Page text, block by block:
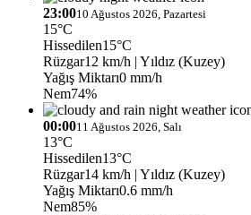
23:0010 Ağustos 2026, Pazartesi
15°C
Hissedilen15°C
Rüzgar12 km/h | Yıldız (Kuzey)
Yağış Miktarı0 mm/h
Nem74%
00:0011 Ağustos 2026, Salı
13°C
Hissedilen13°C
Rüzgar14 km/h | Yıldız (Kuzey)
Yağış Miktarı0.6 mm/h
Nem85%